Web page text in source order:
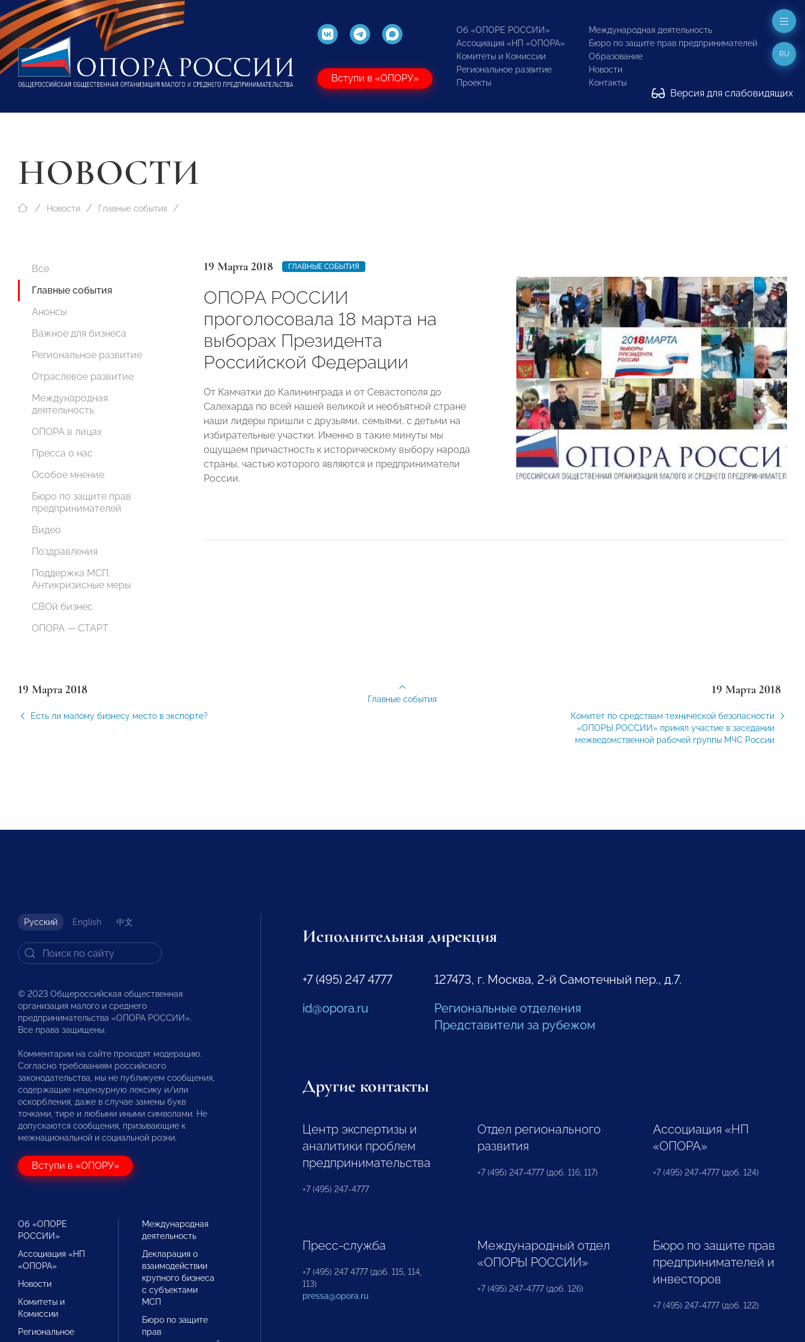
Вступи в «ОПОРУ»
Об «ОПОРЕ РОССИИ»
Ассоциация «НП «ОПОРА»
Комитеты и Комиссии
Региональное развитие
Проекты
Международная деятельность
Бюро по защите прав предпринимателей
Образование
Новости
Контакты
Версия для слабовидящих
RU
НОВОСТИ
Новости Главные события
Все
Главные события
Анонсы
Важное для бизнеса
Региональное развитие
Отраслевое развитие
Международная
деятельность
ОПОРА в лицах
Пресса о нас
Особое мнение
Бюро по защите прав
предпринимателей
Видео
Поздравления
Поддержка МСП.
Антикризисные меры
СВОй бизнес
ОПОРА — СТАРТ
19 Марта 2018 ГЛАВНЫЕ СОБЫТИЯ
ОПОРА РОССИИ
проголосовала 18 марта на
выборах Президента
Российской Федерации
От Камчатки до Калининграда и от Севастополя до
Салехарда по всей нашей великой и необъятной стране
наши лидеры пришли с друзьями, семьями, с детьми на
избирательные участки. Именно в такие минуты мы
ощущаем причастность к историческому выбору народа
страны, частью которого являются и предприниматели
России.
19 Марта 2018
Есть ли малому бизнесу место в экспорте?
19 Марта 2018
Комитет по средствам технической безопасности
«ОПОРЫ РОССИИ» принял участие в заседании
межведомственной рабочей группы МЧС России
Главные события
Русский English 中文
© 2023 Общероссийская общественная
организация малого и среднего
предпринимательства «ОПОРА РОССИИ».
Все права защищены.
Комментарии на сайте проходят модерацию.
Согласно требованиям российского
законодательства, мы не публикуем сообщения,
содержащие нецензурную лексику и/или
оскорбления, даже в случае замены букв
точками, тире и любыми иными символами. Не
допускаются сообщения, призывающие к
межнациональной и социальной розни.
Вступи в «ОПОРУ»
Об «ОПОРЕ
РОССИИ»
Ассоциация «НП
«ОПОРА»
Новости
Комитеты и
Комиссии
Региональное
Международная
деятельность
Декларация о
взаимодействии
крупного бизнеса
с субъектами
МСП
Бюро по защите
прав
Исполнительная дирекция
+7 (495) 247 4777
id@opora.ru
127473, г. Москва, 2-й Самотечный пер., д.7.
Региональные отделения
Представители за рубежом
Другие контакты
Центр экспертизы и
аналитики проблем
предпринимательства
+7 (495) 247-4777
Отдел регионального
развития
+7 (495) 247-4777 (доб. 116, 117)
Ассоциация «НП
«ОПОРА»
+7 (495) 247-4777 (доб. 124)
Пресс-служба
+7 (495) 247 4777 (доб. 115, 114,
113)
pressa@opora.ru
Международный отдел
«ОПОРЫ РОССИИ»
+7 (495) 247-4777 (доб. 126)
Бюро по защите прав
предпринимателей и
инвесторов
+7 (495) 247-4777 (доб. 122)